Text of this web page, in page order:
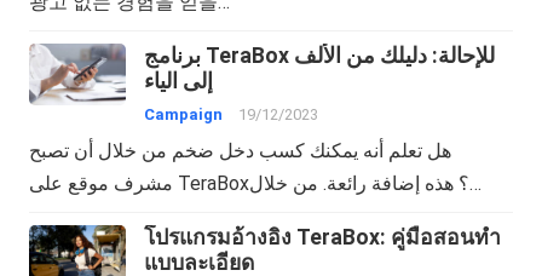
برنامج TeraBox للإحالة: دليلك من الألف
إلى الياء
Campaign 19/12/2023
هل تعلم أنه يمكنك كسب دخل ضخم من خلال أن تصبح
مشرف موقع على TeraBox؟ هذه إضافة رائعة. من خلال…
โปรแกรมอ้างอิง TeraBox: คู่มือสอนทำ
แบบละเอียด